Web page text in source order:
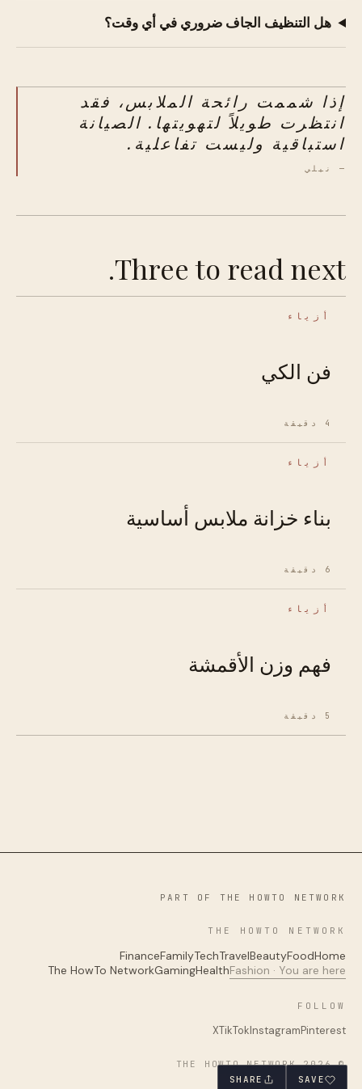
هل التنظيف الجاف ضروري في أي وقت؟
إذا شممت رائحة الملابس، فقد
انتظرت طويلاً لتهويتها. الصيانة
استباقية وليست تفاعلية.
— نيلي
Three to read next.
أزياء
فن الكي
4 دقيقة
أزياء
بناء خزانة ملابس أساسية
6 دقيقة
أزياء
فهم وزن الأقمشة
5 دقيقة
PART OF THE HOWTO NETWORK
THE HOWTO NETWORK
Home
Food
Beauty
Travel
Tech
Family
Finance
Fashion · You are here
Health
Gaming
The HowTo Network
FOLLOW
Pinterest
Instagram
TikTok
X
© 2026 THE HOWTO NETWORK
SAVE
SHARE